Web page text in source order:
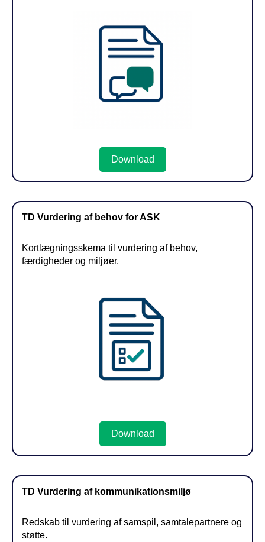
Download
TD Vurdering af behov for ASK
Kortlægningsskema til vurdering af behov,
færdigheder og miljøer.
Download
TD Vurdering af kommunikationsmiljø
Redskab til vurdering af samspil, samtalepartnere og
støtte.